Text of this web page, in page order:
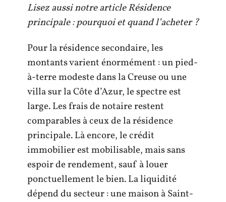
Lisez aussi notre article Résidence
principale : pourquoi et quand l’acheter ?
Pour la résidence secondaire, les
montants varient énormément : un pied-
à-terre modeste dans la Creuse ou une
villa sur la Côte d’Azur, le spectre est
large. Les frais de notaire restent
comparables à ceux de la résidence
principale. Là encore, le crédit
immobilier est mobilisable, mais sans
espoir de rendement, sauf à louer
ponctuellement le bien. La liquidité
dépend du secteur : une maison à Saint-